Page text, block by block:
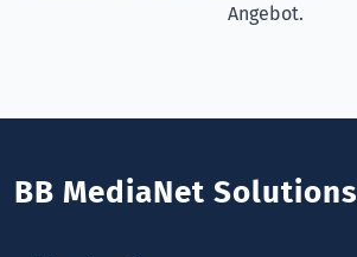
Angebot.
BB MediaNet Solutions